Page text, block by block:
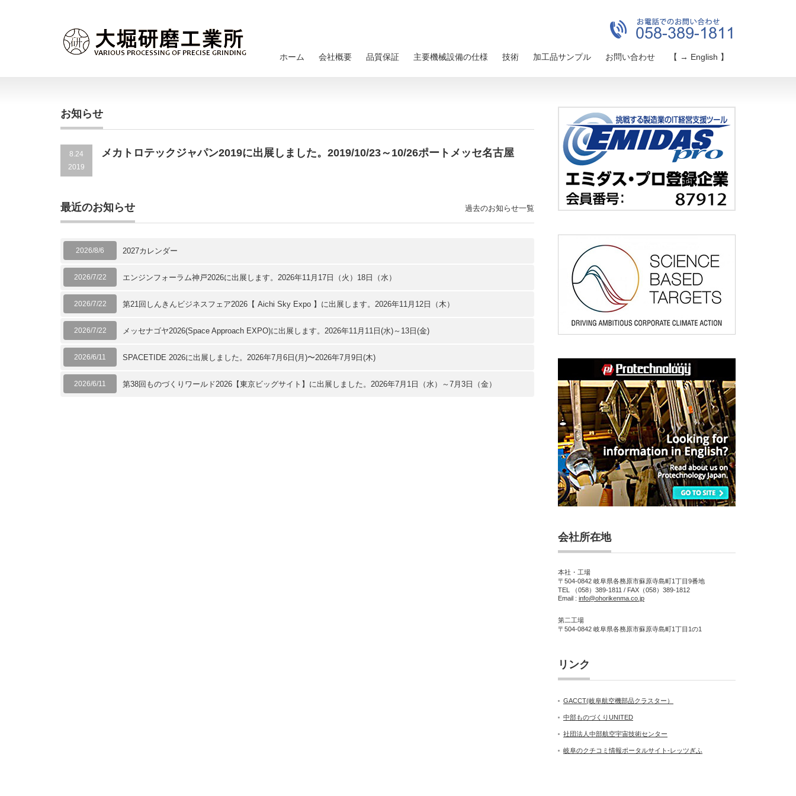
ホーム 会社概要 品質保証 主要機械設備の仕様 技術 加工品サンプル お問い合わせ 【 → English 】
お知らせ
8.24
2019
メカトロテックジャパン2019に出展しました。2019/10/23～10/26ポートメッセ名古屋
最近のお知らせ
2026/8/6 2027カレンダー
2026/7/22 エンジンフォーラム神戸2026に出展します。2026年11月17日（火）18日（水）
2026/7/22 第21回しんきんビジネスフェア2026【 Aichi Sky Expo 】に出展します。2026年11月12日（木）
2026/7/22 メッセナゴヤ2026(Space Approach EXPO)に出展します。2026年11月11日(水)～13日(金)
2026/6/11 SPACETIDE 2026に出展しました。2026年7月6日(月)〜2026年7月9日(木)
2026/6/11 第38回ものづくりワールド2026【東京ビッグサイト】に出展しました。2026年7月1日（水）～7月3日（金）
過去のお知らせ一覧
会社所在地
本社・工場
〒504-0842 岐阜県各務原市蘇原寺島町1丁目9番地
TEL （058）389-1811 / FAX（058）389-1812
Email : info@ohorikenma.co.jp
第二工場
〒504-0842 岐阜県各務原市蘇原寺島町1丁目1の1
リンク
GACCT(岐阜航空機部品クラスター）
中部ものづくりUNITED
社団法人中部航空宇宙技術センター
岐阜のクチコミ情報ポータルサイト-レッツぎふ